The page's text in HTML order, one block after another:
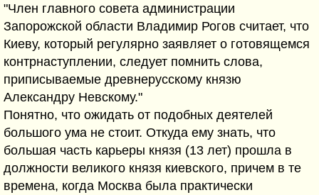
"Член главного совета администрации
Запорожской области Владимир Рогов считает, что
Киеву, который регулярно заявляет о готовящемся
контрнаступлении, следует помнить слова,
приписываемые древнерусскому князю
Александру Невскому."
Понятно, что ожидать от подобных деятелей
большого ума не стоит. Откуда ему знать, что
большая часть карьеры князя (13 лет) прошла в
должности великого князя киевского, причем в те
времена, когда Москва была практически